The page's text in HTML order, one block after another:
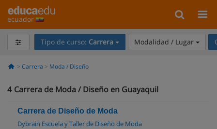
ecuador
Tipo de curso: Carrera Modalidad / Lugar
Carrera Moda / Diseño
4 Carrera de Moda / Diseño en Guayaquil
Carrera de Diseño de Moda
Dybrain Escuela y Taller de Diseño de Moda